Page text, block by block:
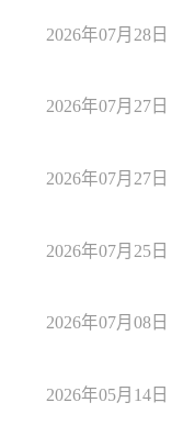
2026年07月28日
2026年07月27日
2026年07月27日
2026年07月25日
2026年07月08日
2026年05月14日